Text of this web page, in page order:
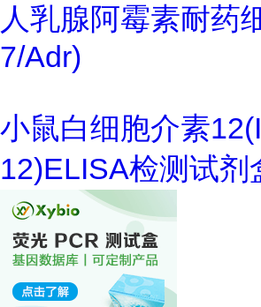
人乳腺阿霉素耐药
7/Adr)
小鼠白细胞介素
12)ELISA检测试剂